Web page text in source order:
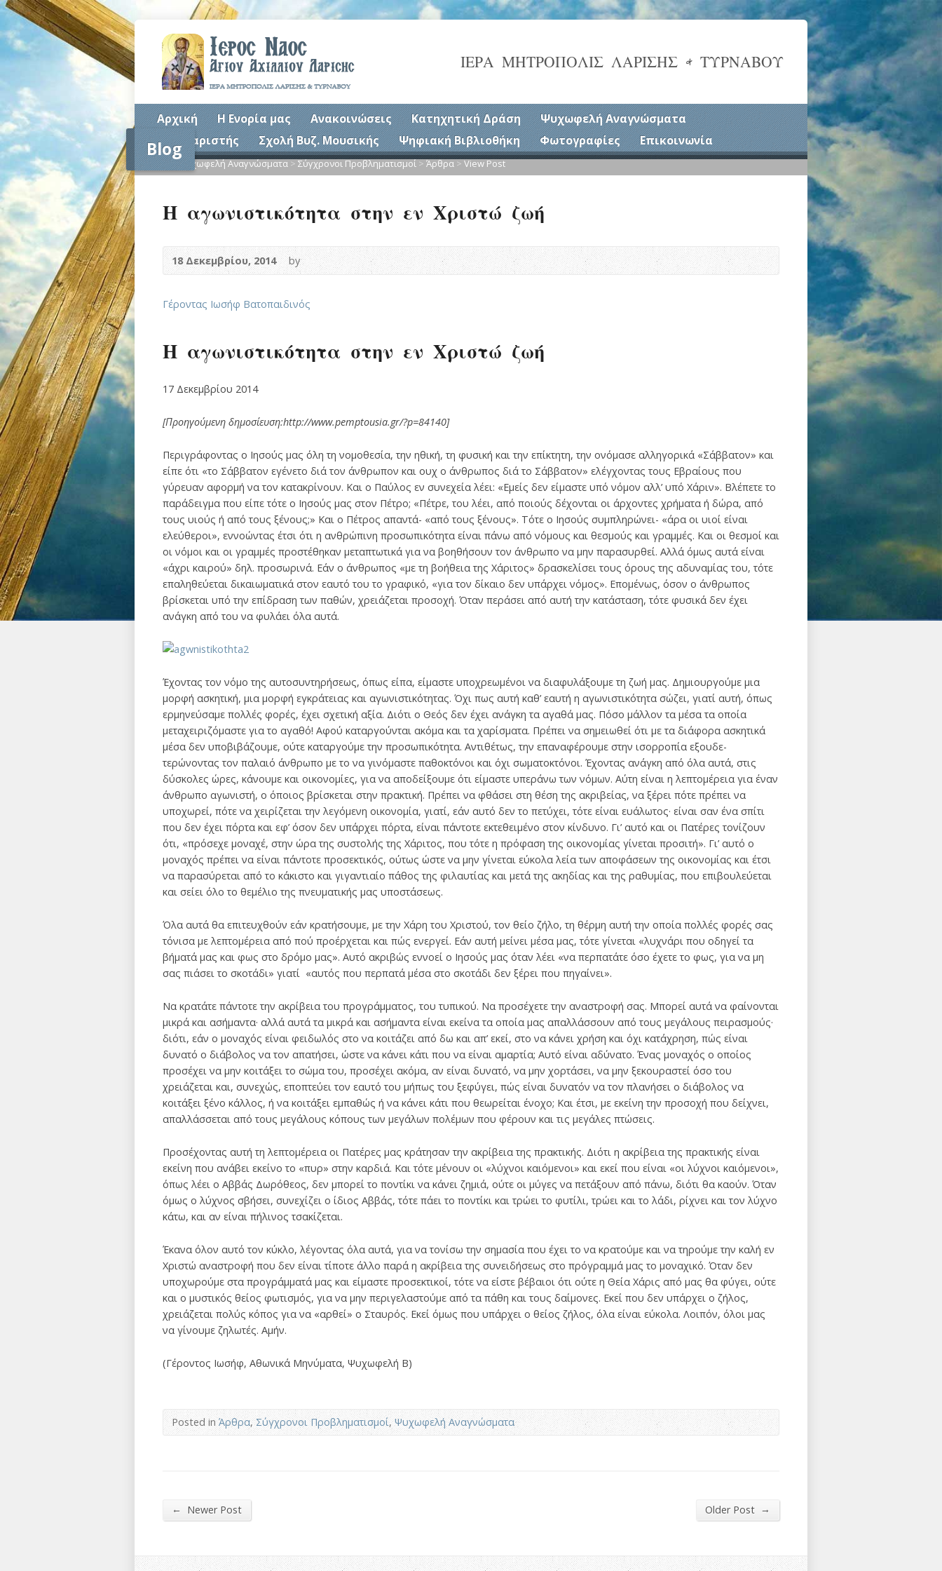
ΙΕΡΑ ΜΗΤΡΟΠΟΛΙΣ ΛΑΡΙΣΗΣ & ΤΥΡΝΑΒΟΥ
Αρχική Η Ενορία μας Ανακοινώσεις Κατηχητική Δράση
Ψυχωφελή Αναγνώσματα
Συναξαριστής
Σχολή Βυζ. Μουσικής Ψηφιακή Βιβλιοθήκη Φωτογραφίες Επικοινωνία
Blog
>Ψυχωφελή Αναγνώσματα>Σύγχρονοι Προβληματισμοί>Άρθρα>View Post
Η αγωνιστικότητα στην εν Χριστώ ζωή
18 Δεκεμβρίου, 2014 by
Γέροντας Ιωσήφ Βατοπαιδινός
Η αγωνιστικότητα στην εν Χριστώ ζωή
17 Δεκεμβρίου 2014
[Προηγούμενη δημοσίευση:http://www.pemptousia.gr/?p=84140]
Περιγράφοντας ο Ιησούς μας όλη τη νομοθεσία, την ηθική, τη φυσική και την επίκτητη, την ονόμασε αλληγορικά «Σάββατον» και
είπε ότι «το Σάββατον εγένετο διά τον άνθρωπον και ουχ ο άνθρωπος διά το Σάββατον» ελέγχοντας τους Εβραίους που
γύρευαν αφορμή να τον κατακρίνουν. Και ο Παύλος εν συνεχεία λέει: «Εμείς δεν είμαστε υπό νόμον αλλ’ υπό Χάριν». Βλέπετε το
παράδειγμα που είπε τότε ο Ιησούς μας στον Πέτρο; «Πέτρε, του λέει, από ποιούς δέχονται οι άρχοντες χρήματα ή δώρα, από
τους υιούς ή από τους ξένους;» Και ο Πέτρος απαντά- «από τους ξένους». Τότε ο Ιησούς συμπληρώνει- «άρα οι υιοί είναι
ελεύθεροι», εννοώντας έτσι ότι η ανθρώπινη προσωπικότητα είναι πάνω από νόμους και θεσμούς και γραμμές. Και οι θεσμοί και
οι νόμοι και οι γραμμές προστέθηκαν μεταπτωτικά για να βοηθήσουν τον άνθρωπο να μην παρασυρθεί. Αλλά όμως αυτά είναι
«άχρι καιρού» δηλ. προσωρινά. Εάν ο άνθρωπος «με τη βοήθεια της Χάριτος» δρασκελίσει τους όρους της αδυναμίας του, τότε
επαληθεύεται δικαιωματικά στον εαυτό του το γραφικό, «για τον δίκαιο δεν υπάρχει νόμος». Επομένως, όσον ο άνθρωπος
βρίσκεται υπό την επίδραση των παθών, χρειάζεται προσοχή. Όταν περάσει από αυτή την κατάσταση, τότε φυσικά δεν έχει
ανάγκη από του να φυλάει όλα αυτά.
Έχοντας τον νόμο της αυτοσυντηρήσεως, όπως είπα, είμαστε υποχρεωμένοι να διαφυλάξουμε τη ζωή μας. Δημιουργούμε μια
μορφή ασκητική, μια μορφή εγκράτειας και αγωνιστικότητας. Όχι πως αυτή καθ’ εαυτή η αγωνιστικότητα σώζει, γιατί αυτή, όπως
ερμη­νεύσαμε πολλές φορές, έχει σχετική αξία. Διότι ο Θεός δεν έχει ανάγκη τα αγαθά μας. Πόσο μάλλον τα μέσα τα οποία
μεταχειριζόμαστε για το αγαθό! Αφού καταργούνται ακόμα και τα χαρίσματα. Πρέπει να σημειωθεί ότι με τα διάφορα ασκητικά
μέσα δεν υποβιβάζουμε, ούτε καταργούμε την προσωπικότητα. Αντιθέτως, την επαναφέρουμε στην ισορροπία εξουδε­
τερώνοντας τον παλαιό άνθρωπο με το να γινόμαστε παθοκτόνοι και όχι σωματοκτόνοι. Έχοντας ανάγκη από όλα αυτά, στις
δύσκολες ώρες, κάνουμε και οικονομίες, για να αποδείξουμε ότι είμαστε υπεράνω των νόμων. Αύτη είναι η λεπτομέρεια για έναν
άνθρωπο αγωνιστή, ο όποιος βρίσκεται στην πρακτική. Πρέπει να φθάσει στη θέση της ακριβείας, να ξέρει πότε πρέπει να
υποχωρεί, πότε να χειρίζεται την λεγόμενη οικονομία, γιατί, εάν αυτό δεν το πετύχει, τότε είναι ευάλωτος· είναι σαν ένα σπίτι
που δεν έχει πόρτα και εφ’ όσον δεν υπάρχει πόρτα, είναι πάντοτε εκτεθειμένο στον κίνδυνο. Γι’ αυτό και οι Πατέρες τονίζουν
ότι, «πρόσεχε μοναχέ, στην ώρα της συστολής της Χάριτος, που τότε η πρόφαση της οικονομίας γίνεται προσιτή». Γι’ αυτό ο
μοναχός πρέπει να είναι πάντοτε προσεκτικός, ούτως ώστε να μην γίνεται εύκολα λεία των απο­φάσεων της οικονομίας και έτσι
να παρασύρεται από το κάκιστο και γιγαντιαίο πάθος της φιλαυτίας και μετά της ακηδίας και της ραθυμίας, που επιβουλεύεται
και σείει όλο το θεμέλιο της πνευματικής μας υποστά­σεως.
Όλα αυτά θα επιτευχθούν εάν κρατήσουμε, με την Χάρη του Χριστού, τον θείο ζήλο, τη θέρμη αυτή την οποία πολλές φορές σας
τόνισα με λεπτομέρεια από πού προέρχεται και πώς ενεργεί. Εάν αυτή μείνει μέσα μας, τότε γίνεται «λυχνάρι που οδηγεί τα
βήματά μας και φως στο δρόμο μας». Αυτό ακριβώς εννοεί ο Ιησούς μας όταν λέει «να περπατάτε όσο έχετε το φως, για να μη
σας πιάσει το σκοτάδι» γιατί «αυτός που περπατά μέσα στο σκοτάδι δεν ξέρει που πηγαίνει».
Να κρατάτε πάντοτε την ακρίβεια του προγράμμα­τος, του τυπικού. Να προσέχετε την αναστροφή σας. Μπορεί αυτά να φαίνονται
μικρά και ασήμαντα· αλλά αυτά τα μικρά και ασήμαντα είναι εκείνα τα οποία μας απαλλάσσουν από τους μεγάλους πειρασμούς·
διότι, εάν ο μοναχός είναι φειδωλός στο να κοιτάζει από δω και απ’ εκεί, στο να κάνει χρήση και όχι κατάχρηση, πώς είναι
δυνατό ο διάβολος να τον απατήσει, ώστε να κάνει κάτι που να είναι αμαρτία; Αυτό είναι αδύνατο. Ένας μοναχός ο οποίος
προσέχει να μην κοιτάξει το σώμα του, προσέχει ακόμα, αν είναι δυνατό, να μην χορτάσει, να μην ξεκουραστεί όσο του
χρειάζεται και, συνεχώς, εποπτεύει τον εαυτό του μήπως του ξεφύγει, πώς είναι δυνατόν να τον πλανήσει ο διάβολος να
κοιτάξει ξένο κάλλος, ή να κοιτάξει εμπαθώς ή να κάνει κάτι που θεωρείται ένοχο; Και έτσι, με εκείνη την προσοχή που δείχνει,
απαλλάσσεται από τους μεγάλους κόπους των μεγάλων πολέμων που φέρουν και τις μεγάλες πτώσεις.
Προσέχοντας αυτή τη λεπτομέρεια οι Πατέρες μας κράτησαν την ακρίβεια της πρακτικής. Διότι η ακρίβεια της πρακτικής είναι
εκείνη που ανάβει εκείνο το «πυρ» στην καρδιά. Και τότε μένουν οι «λύχνοι καιόμενοι» και εκεί που είναι «οι λύχνοι καιόμενοι»,
όπως λέει ο Αββάς Δωρόθεος, δεν μπορεί το ποντίκι να κάνει ζημιά, ούτε οι μύγες να πετάξουν από πάνω, διότι θα καούν. Όταν
όμως ο λύχνος σβήσει, συνεχίζει ο ίδιος Αββάς, τότε πάει το ποντίκι και τρώει το φυτίλι, τρώει και το λάδι, ρίχνει και τον λύχνο
κάτω, και αν είναι πήλινος τσακίζεται.
Έκανα όλον αυτό τον κύκλο, λέγοντας όλα αυτά, για να τονίσω την σημασία που έχει το να κρατούμε και να τηρούμε την καλή εν
Χριστώ αναστροφή που δεν είναι τίποτε άλλο παρά η ακρίβεια της συνειδήσεως στο πρόγραμμά μας το μοναχικό. Όταν δεν
υποχωρούμε στα προγράμματά μας και είμαστε προσεκτικοί, τότε να είστε βέβαιοι ότι ούτε η Θεία Χάρις από μας θα φύγει, ούτε
και ο μυστικός θείος φωτισμός, για να μην περιγελαστούμε από τα πάθη και τους δαίμονες. Εκεί που δεν υπάρχει ο ζήλος,
χρειάζεται πολύς κόπος για να «αρθεί» ο Σταυρός. Εκεί όμως που υπάρχει ο θείος ζήλος, όλα είναι εύκολα. Λοιπόν, όλοι μας
να γίνουμε ζηλωτές. Αμήν.
(Γέροντος Ιωσήφ, Αθωνικά Μηνύματα, Ψυχωφελή Β)
Posted inΆρθρα,Σύγχρονοι Προβληματισμοί, Ψυχωφελή Αναγνώσματα
← Newer Post Older Post →